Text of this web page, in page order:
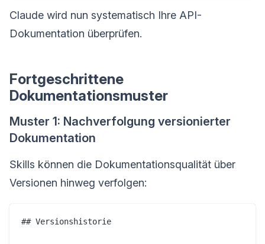
Claude wird nun systematisch Ihre API-
Dokumentation überprüfen.
Fortgeschrittene
Dokumentationsmuster
Muster 1: Nachverfolgung versionierter
Dokumentation
Skills können die Dokumentationsqualität über
Versionen hinweg verfolgen:
## Versionshistorie